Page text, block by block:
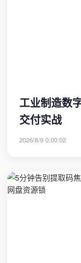
工业制造数
交付实战
2026/8/9 0:00:02